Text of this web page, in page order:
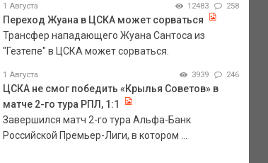
1 Августа 12483 258
Переход Жуана в ЦСКА может сорваться
Трансфер нападающего Жуана Сантоса из
"Гезтепе" в ЦСКА может сорваться.
1 Августа 3939 246
ЦСКА не смог победить «Крылья Советов» в
матче 2-го тура РПЛ, 1:1
Завершился матч 2-го тура Альфа-Банк
Российской Премьер-Лиги, в котором ...